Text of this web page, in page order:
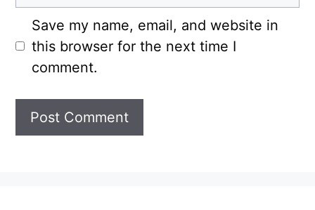
Save my name, email, and website in
this browser for the next time I
comment.